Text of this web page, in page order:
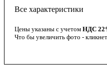
Все характеристики
Цены указаны с учетом НДС
Что бы увеличить фото -